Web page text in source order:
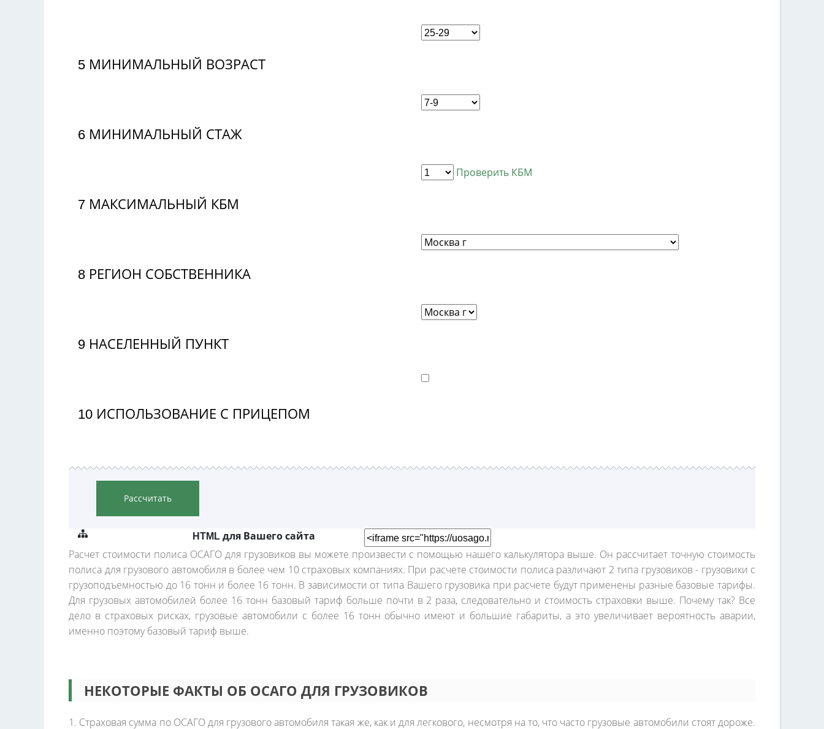
5 МИНИМАЛЬНЫЙ ВОЗРАСТ
6 МИНИМАЛЬНЫЙ СТАЖ
7 МАКСИМАЛЬНЫЙ КБМ
Проверить КБМ
8 РЕГИОН СОБСТВЕННИКА
9 НАСЕЛЕННЫЙ ПУНКТ
10 ИСПОЛЬЗОВАНИЕ С ПРИЦЕПОМ
Рассчитать
HTML для Вашего сайта
Расчет стоимости полиса ОСАГО для грузовиков вы можете произвести с помощью нашего калькулятора выше. Он рассчитает точную стоимость
полиса для грузового автомобиля в более чем 10 страховых компаниях. При расчете стоимости полиса различают 2 типа грузовиков - грузовики с
грузоподъемностью до 16 тонн и более 16 тонн. В зависимости от типа Вашего грузовика при расчете будут применены разные базовые тарифы.
Для грузовых автомобилей более 16 тонн базовый тариф больше почти в 2 раза, следовательно и стоимость страховки выше. Почему так? Все
дело в страховых рисках, грузовые автомобили с более 16 тонн обычно имеют и большие габариты, а это увеличивает вероятность аварии,
именно поэтому базовый тариф выше.
НЕКОТОРЫЕ ФАКТЫ ОБ ОСАГО ДЛЯ ГРУЗОВИКОВ
1. Страховая сумма по ОСАГО для грузового автомобиля такая же, как и для легкового, несмотря на то, что часто грузовые автомобили стоят дороже.